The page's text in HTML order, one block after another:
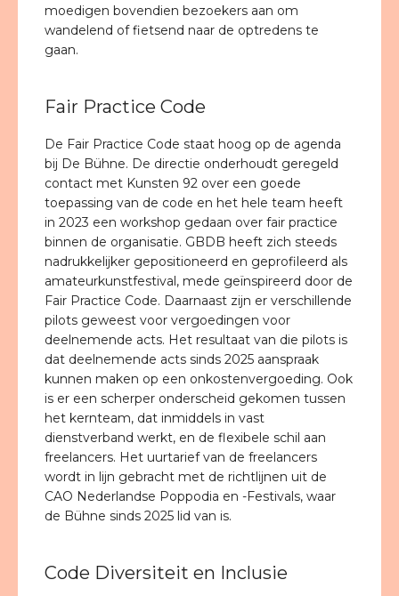
moedigen bovendien bezoekers aan om
wandelend of fietsend naar de optredens te
gaan.
Fair Practice Code
De Fair Practice Code staat hoog op de agenda
bij De Bühne. De directie onderhoudt geregeld
contact met Kunsten 92 over een goede
toepassing van de code en het hele team heeft
in 2023 een workshop gedaan over fair practice
binnen de organisatie. GBDB heeft zich steeds
nadrukkelijker gepositioneerd en geprofileerd als
amateurkunstfestival, mede geïnspireerd door de
Fair Practice Code. Daarnaast zijn er verschillende
pilots geweest voor vergoedingen voor
deelnemende acts. Het resultaat van die pilots is
dat deelnemende acts sinds 2025 aanspraak
kunnen maken op een onkostenvergoeding. Ook
is er een scherper onderscheid gekomen tussen
het kernteam, dat inmiddels in vast
dienstverband werkt, en de flexibele schil aan
freelancers. Het uurtarief van de freelancers
wordt in lijn gebracht met de richtlijnen uit de
CAO Nederlandse Poppodia en -Festivals, waar
de Bühne sinds 2025 lid van is.
Code Diversiteit en Inclusie